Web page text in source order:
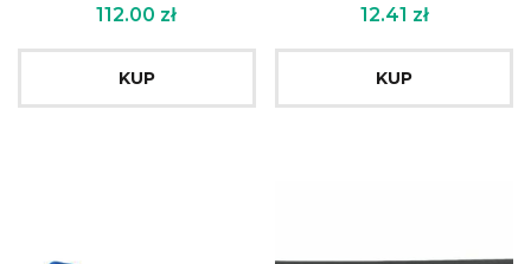
112.00 zł
KUP
(Aw60084)
12.41 zł
KUP